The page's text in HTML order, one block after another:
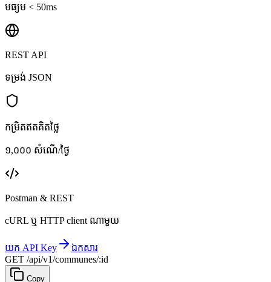
មធ្យម < 50ms
REST API
ទម្រង់ JSON
កម្រិតឥតគិតថ្លៃ
១,០០០ សំណើ/ថ្ងៃ
Postman & REST
cURL ឬ HTTP client ណាមួយ
យក API Key
ឯកសារ
GET /api/v1/communes/:id
Copy